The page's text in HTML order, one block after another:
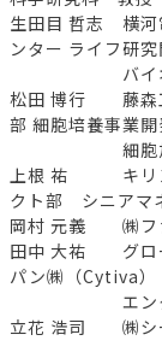
生田目 哲志 横河
ンター ライフ研
バイオエン
松田 博行 藤森工
部 細胞培養事業開
細胞加工
上根 祐 キリン
クト部 シニアマ
岡村 元義 ㈱フ
田中 大祐 グロー
パン㈱（Cytiva）
エンタープ
立花 浩司 ㈱シ